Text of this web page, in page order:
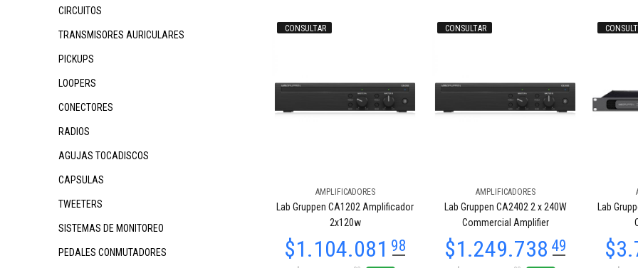
CIRCUITOS
TRANSMISORES AURICULARES
PICKUPS
LOOPERS
CONECTORES
RADIOS
AGUJAS TOCADISCOS
CAPSULAS
TWEETERS
SISTEMAS DE MONITOREO
PEDALES CONMUTADORES
CONSULTAR
AMPLIFICADORES
Lab Gruppen CA1202 Amplificador
2x120w
CONSULTAR
AMPLIFICADORES
Lab Gruppen CA2402 2 x 240W
Commercial Amplifier
Lab
$3.929.825